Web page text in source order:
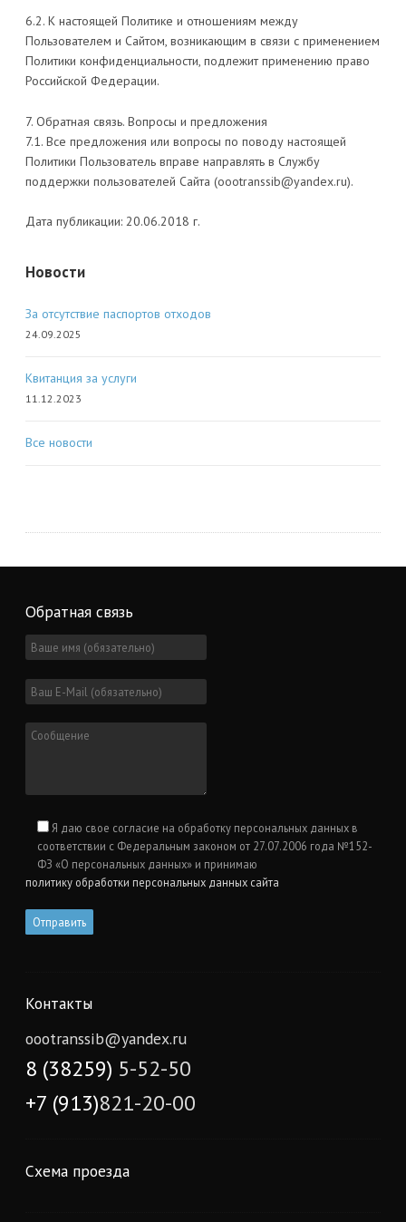
6.2. К настоящей Политике и отношениям между
Пользователем и Сайтом, возникающим в связи с применением
Политики конфиденциальности, подлежит применению право
Российской Федерации.
7. Обратная связь. Вопросы и предложения
7.1. Все предложения или вопросы по поводу настоящей
Политики Пользователь вправе направлять в Службу
поддержки пользователей Сайта (oootranssib@yandex.ru).
Дата публикации: 20.06.2018 г.
Новости
За отсутствие паспортов отходов
24.09.2025
Квитанция за услуги
11.12.2023
Все новости
Обратная связь
Я даю свое согласие на обработку персональных данных в
соответствии с Федеральным законом от 27.07.2006 года №152-
ФЗ «О персональных данных» и принимаю
политику обработки персональных данных сайта
Контакты
oootranssib@yandex.ru
8 (38259) 5-52-50
+7 (913)821-20-00
Схема проезда